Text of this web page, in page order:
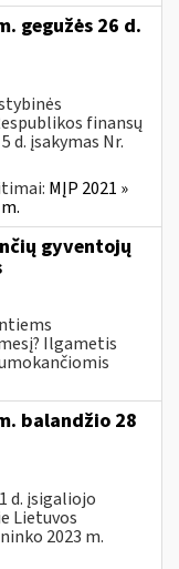
gegužės 26 d.
finansų
d. įsakymas Nr.
MĮP 2021 »
gyventojų
Ilgametis
balandžio 28
d. įsigaliojo
Lietuvos
2023 m.